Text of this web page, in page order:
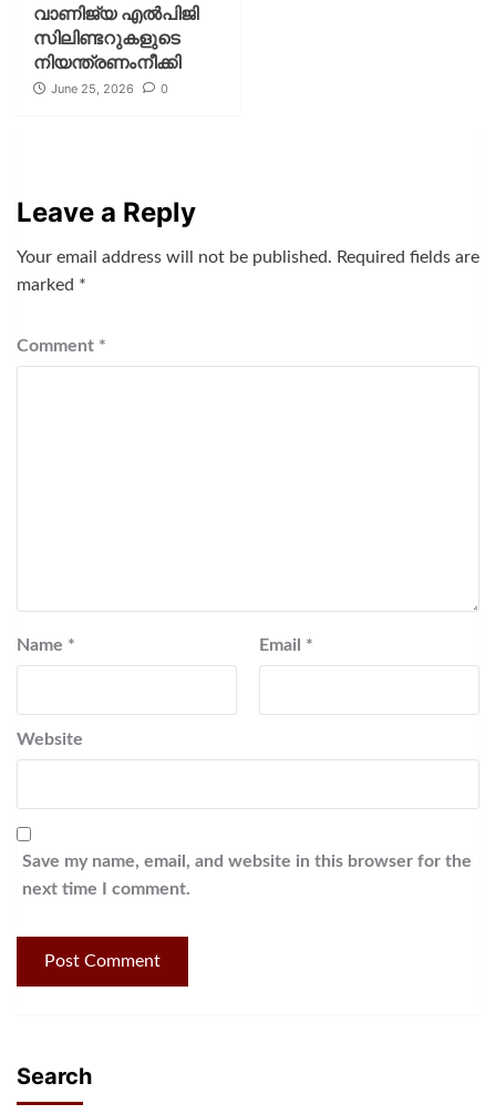
വാണിജ്യ എൽപിജി
സിലിണ്ടറുകളുടെ
നിയന്ത്രണംനീക്കി
June 25, 2026 0
Leave a Reply
Your email address will not be published. Required fields are
marked *
Comment *
Name * Email *
Website
Save my name, email, and website in this browser for the
next time I comment.
Search